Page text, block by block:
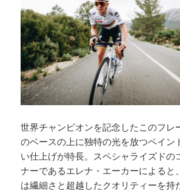
世界チャンピオンを記念したこのフレ
のベースの上に独特の光を放つペイン
い仕上げが特長。スペシャライズドの
ナーであるエレナ・エーカーによると
は繊細さと超越したクオリティーを持